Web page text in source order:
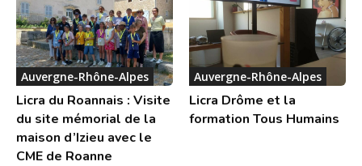
Auvergne-Rhône-Alpes
Licra du Roannais : Visite
du site mémorial de la
maison d’Izieu avec le
CME de Roanne
Auvergne-Rhône-Alpes
Licra Drôme et la
formation Tous Humains